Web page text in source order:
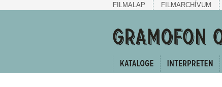
FILMALAP FILMARCHÍVUM